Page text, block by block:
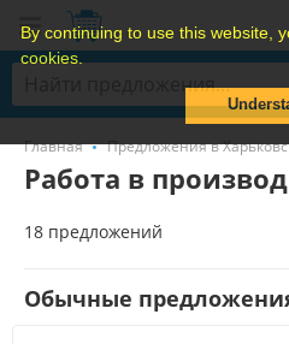
By continuing to use this website,
cookies.
Главная Предложения в
Работа в
18 предложений
Обычные